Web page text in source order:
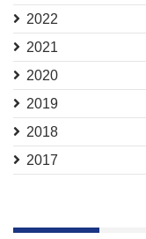
2022
2021
2020
2019
2018
2017